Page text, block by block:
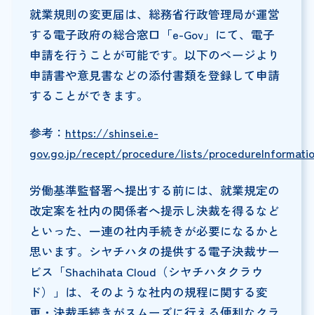
就業規則の変更届は、総務省行政管理局が運営
する電子政府の総合窓口「e-Gov」にて、電子
申請を行うことが可能です。以下のページより
申請書や意見書などの添付書類を登録して申請
することができます。
参考： https://shinsei.e-
gov.go.jp/recept/procedure/lists/
労働基準監督署へ提出する前には、就業規定の
改定案を社内の関係者へ提示し決裁を得るなど
といった、一連の社内手続きが必要になるかと
思います。シヤチハタの提供する電子決裁サー
ビス「Shachihata Cloud（シヤチハタクラウ
ド）」は、そのような社内の規程に関する変